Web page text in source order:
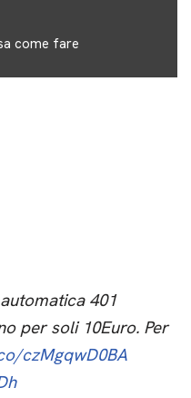
come fare
401
per soli 10Euro. Per
czMgqwD0BA